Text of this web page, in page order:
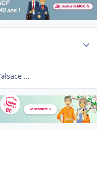
...